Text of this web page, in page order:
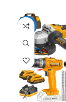
-11%